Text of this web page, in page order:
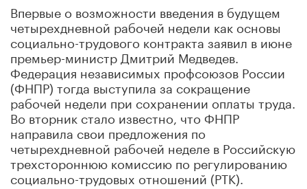
Впервые о возможности введения в будущем
четырехдневной рабочей недели как основы
социально-трудового контракта заявил в июне
премьер-министр Дмитрий Медведев.
Федерация независимых профсоюзов России
(ФНПР) тогда выступила за сокращение
рабочей недели при сохранении оплаты труда.
Во вторник стало известно, что ФНПР
направила свои предложения по
четырехдневной рабочей неделе в Российскую
трехстороннюю комиссию по регулированию
социально-трудовых отношений (РТК).